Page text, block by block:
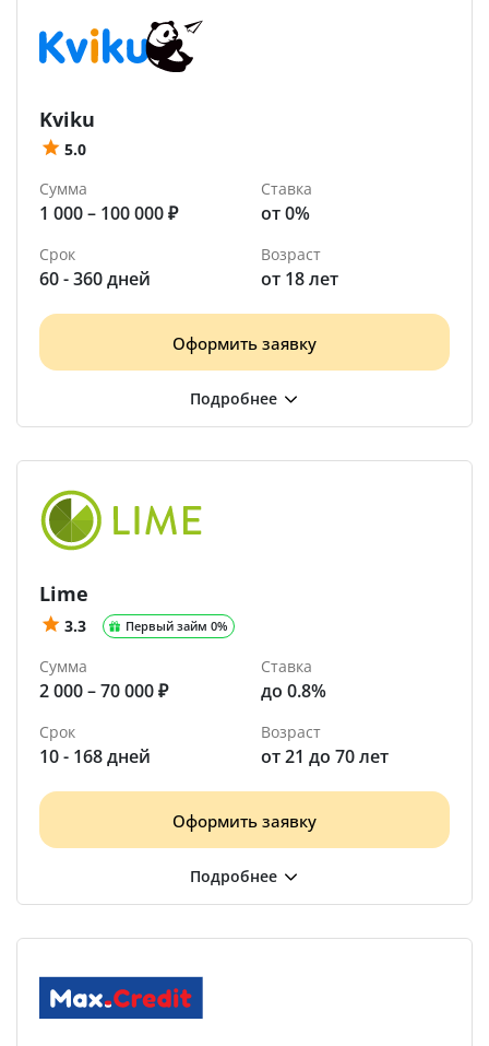
Kviku
5.0
Сумма
1 000 – 100 000 ₽
Ставка
от 0%
Срок
60 - 360 дней
Возраст
от 18 лет
Оформить заявку
Lime
3.3 Первый займ 0%
Сумма
2 000 – 70 000 ₽
Ставка
до 0.8%
Срок
10 - 168 дней
Возраст
от 21 до 70 лет
Оформить заявку